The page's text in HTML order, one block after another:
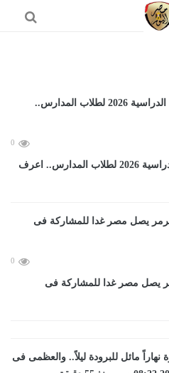
0
أماكن وطرق سداد المصروفات الدراسية 2026 لطلاب المدارس.. اعرف
0
يصل مصر غدا للمشاركة فى